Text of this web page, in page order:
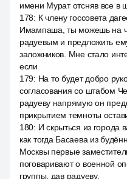
имени Мурат отсняв все в
178: К члену госсовета
Имампаша, ты можешь на
радуевым и предложить
заложников. Мне стало
если
179: На то будет добро
согласования со штабом
радуеву напрямую он
прикрытием темноты
180: И скрыться из города
как тогда Басаева из
Москвы первые
поговаривают о военной
группы, дав радуеву.